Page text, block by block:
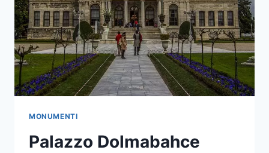
MONUMENTI
Palazzo Dolmabahce